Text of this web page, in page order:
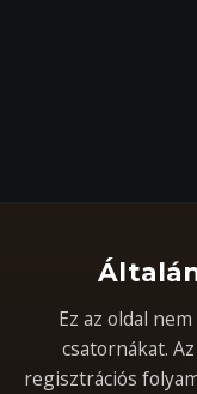
Ez az oldal
csatornákat.
regisztrációs